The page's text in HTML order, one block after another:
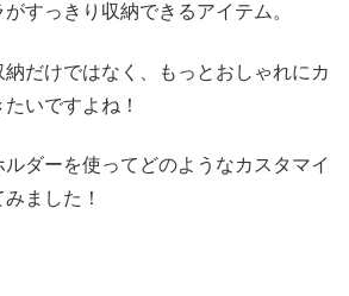
すっきり収納できるアイテム。
だけではなく、もっとおしゃれにカ
いですよね！
ダーを使ってどのようなカスタマイ
ました！